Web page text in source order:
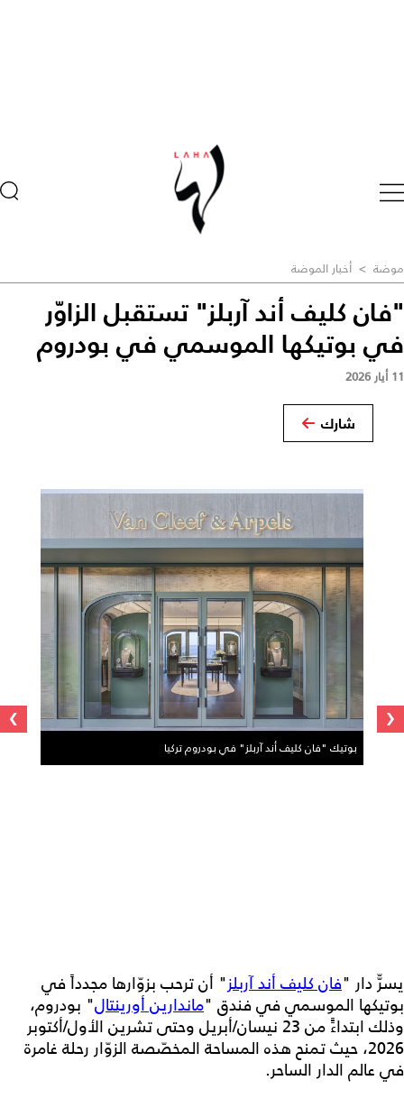
موضة > أخبار الموضة
"فان كليف أند آربلز" تستقبل الزاوّر
في بوتيكها الموسمي في بودروم
11 أيار 2026
شارك
بوتيك "فان كليف أند آربلز" في بودروم تركيا
‹
›
يسرّّ دار "فان كليف أند آربلز" أن ترحب بزوّارها مجدداً في
بوتيكها الموسمي في فندق "ماندارين أورينتال" بودروم،
وذلك ابتداءًً من 23 نيسان/أبريل وحتى تشرين الأول/أكتوبر
2026، حيث تمنح هذه المساحة المخصّصة الزوّار رحلة غامرة
في عالم الدار الساحر.